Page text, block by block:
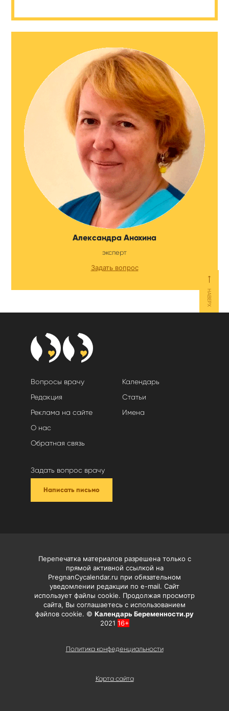
Александра Анохина
эксперт
Задать вопрос
⟵
НАВЕРХ
Вопросы врачу
Редакция
Реклама на сайте
О нас
Обратная связь
Календарь
Статьи
Имена
Задать вопрос врачу
Написать письмо
Карта сайта
Перепечатка материалов разрешена только с
прямой активной ссылкой на
PregnanCycalendar.ru при обязательном
уведомлении редакции по e-mail. Сайт
использует файлы cookie. Продолжая просмотр
сайта, Вы соглашаетесь с использованием
файлов cookie. © Календарь Беременности.ру
2021 16+
Политика конфеденциальности